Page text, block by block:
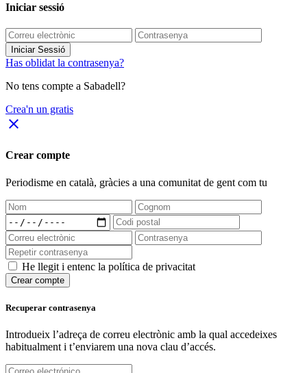
Iniciar sessió
Iniciar Sessió
Has oblidat la contrasenya?
No tens compte a Sabadell?
Crea'n un gratis
close
Crear compte
Periodisme en català, gràcies a una comunitat de gent com tu
He llegit i entenc la política de privacitat
Crear compte
Recuperar contrasenya
Introdueix l’adreça de correu electrònic amb la qual accedeixes
habitualment i t’enviarem una nova clau d’accés.